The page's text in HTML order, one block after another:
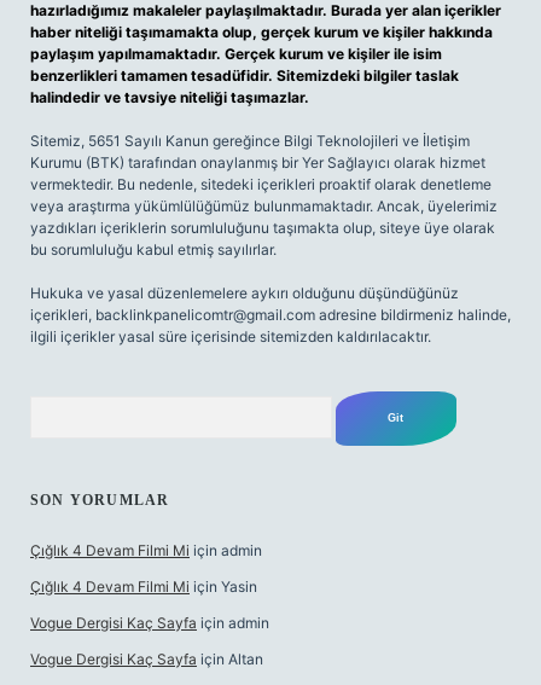
hazırladığımız makaleler paylaşılmaktadır. Burada yer alan içerikler
haber niteliği taşımamakta olup, gerçek kurum ve kişiler hakkında
paylaşım yapılmamaktadır. Gerçek kurum ve kişiler ile isim
benzerlikleri tamamen tesadüfidir. Sitemizdeki bilgiler taslak
halindedir ve tavsiye niteliği taşımazlar.
Sitemiz, 5651 Sayılı Kanun gereğince Bilgi Teknolojileri ve İletişim
Kurumu (BTK) tarafından onaylanmış bir Yer Sağlayıcı olarak hizmet
vermektedir. Bu nedenle, sitedeki içerikleri proaktif olarak denetleme
veya araştırma yükümlülüğümüz bulunmamaktadır. Ancak, üyelerimiz
yazdıkları içeriklerin sorumluluğunu taşımakta olup, siteye üye olarak
bu sorumluluğu kabul etmiş sayılırlar.
Hukuka ve yasal düzenlemelere aykırı olduğunu düşündüğünüz
içerikleri, backlinkpanelicomtr@gmail.com adresine bildirmeniz halinde,
ilgili içerikler yasal süre içerisinde sitemizden kaldırılacaktır.
SON YORUMLAR
Çığlık 4 Devam Filmi Mi için admin
Çığlık 4 Devam Filmi Mi için Yasin
Vogue Dergisi Kaç Sayfa için admin
Vogue Dergisi Kaç Sayfa için Altan